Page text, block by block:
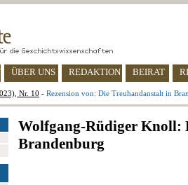
ÜBER UNS REDAKTION BEIRAT
Nr. 10 - Rezension von: Die Treuhandanstalt in
Wolfgang-Rüdiger Knoll:
Brandenburg